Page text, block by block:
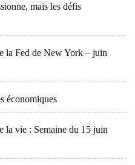
mais les défis
la Fed de New York – juin
économiques
la vie : Semaine du 15 juin